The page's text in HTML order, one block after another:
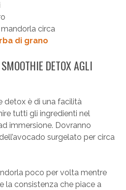
circa
di grano
DETOX AGLI
detox è di una facilità
tutti gli ingredienti nel
immersione. Dovranno
surgelato per circa
poco per volta mentre
la consistenza che piace a